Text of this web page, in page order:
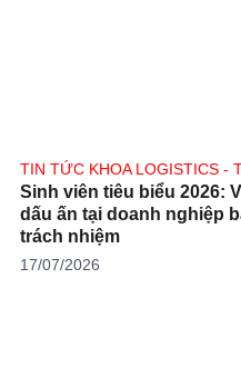
TIN TỨC KHOA LOGISTICS -
Sinh viên tiêu biểu 2026:
dấu ấn tại doanh nghiệp
trách nhiệm
17/07/2026